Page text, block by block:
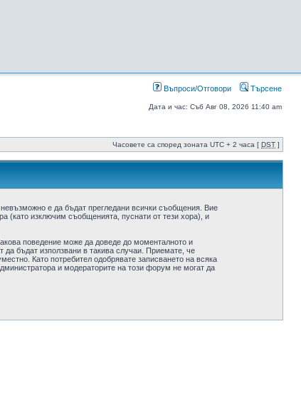
Въпроси/Отговори Търсене
Дата и час: Съб Авг 08, 2026 11:40 am
Часовете са според зоната UTC + 2 часа [ DST ]
е да бъдат прегледани всички съобщения. Вие
(като изключим съобщенията, пуснати от тези хора), и
поведение може да доведе до моменталното и
да бъдат използвани в такива случаи. Приемате, че
Като потребител одобрявате записването на всяка
и модераторите на този форум не могат да